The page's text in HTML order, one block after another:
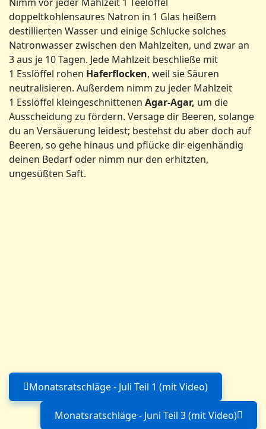
Nimm vor jeder Mahlzeit 1 Teelöffel
doppeltkohlensaures Natron in 1 Glas heißem
destillierten Wasser und einige Schlucke solches
Natronwasser zwischen den Mahlzeiten, und zwar an
3 aus je 10 Tagen. Jede Mahlzeit beschließe mit
1 Esslöffel rohen Haferflocken, weil sie Säuren
neutralisieren. Außerdem nimm zu jeder Mahlzeit
1 Esslöffel kleingeschnittenen Agar-Agar, um die
Ausscheidung zu fördern. Versage dir Beeren, solange
du an Versäuerung leidest; bestehst du aber doch auf
Beeren, so gehe hinaus und pflücke dir eigenhändig
deinen Bedarf oder nimm nur den erhitzten,
ungesüßten Saft.
Vorheriger Beitrag:
Monatsratschläge - Juli Teil 1 (mit Video)
Nächster Beitrag:
Monatsratschläge - Juni Teil 3 (mit Video)